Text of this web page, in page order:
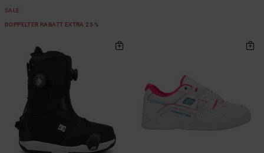
SALE
DOPPELTER RABATT EXTRA 25 %